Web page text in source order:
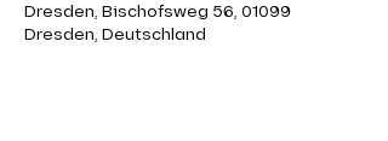
Dresden, Bischofsweg 56, 01099
Dresden, Deutschland